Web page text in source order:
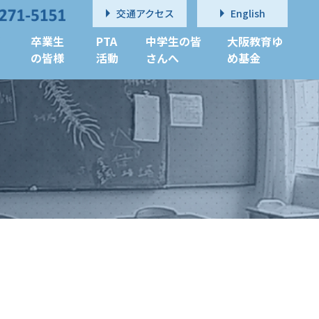
卒業生
の皆様
PTA
活動
中学生の皆
さんへ
大阪教育ゆ
め基金
交通アクセス English